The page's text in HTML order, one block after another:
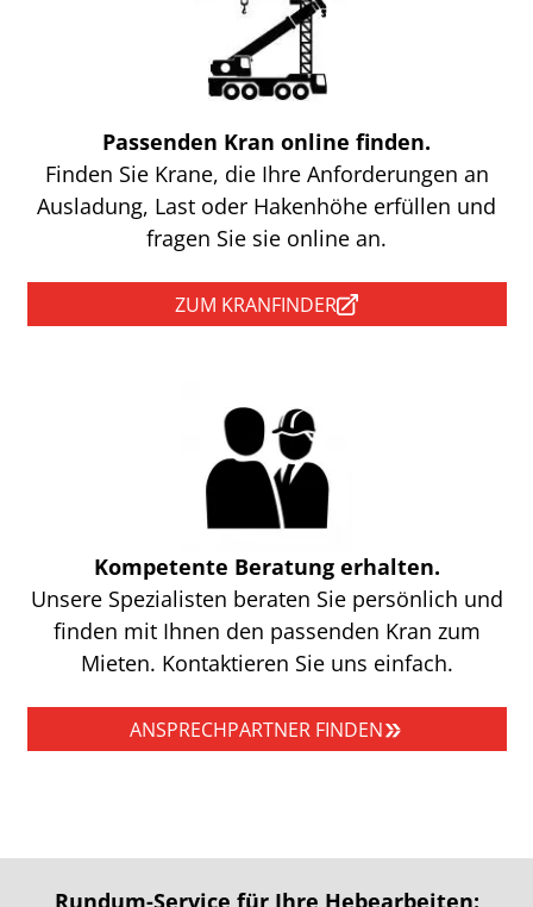
Passenden Kran online finden.
Finden Sie Krane, die Ihre Anforderungen an
Ausladung, Last oder Hakenhöhe erfüllen und
fragen Sie sie online an.
ZUM KRANFINDER
Kompetente Beratung erhalten.
Unsere Spezialisten beraten Sie persönlich und
finden mit Ihnen den passenden Kran zum
Mieten. Kontaktieren Sie uns einfach.
ANSPRECHPARTNER FINDEN
Rundum-Service für Ihre Hebearbeiten: